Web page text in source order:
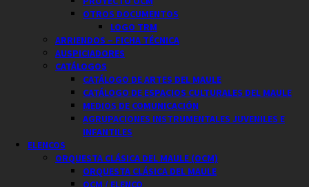
OTROS DOCUMENTOS
LOGO TRM
ARRIENDOS – FICHA TÉCNICA
AUSPICIADORES
CATÁLOGOS
CATÁLOGO DE ARTES DEL MAULE
CATÁLOGO DE ESPACIOS CULTURALES DEL MAULE
MEDIOS DE COMUNICACIÓN
AGRUPACIONES INSTRUMENTALES JUVENILES E
INFANTILES
ELENCOS
ORQUESTA CLÁSICA DEL MAULE (OCM)
ORQUESTA CLÁSICA DEL MAULE
OCM / ELENCO